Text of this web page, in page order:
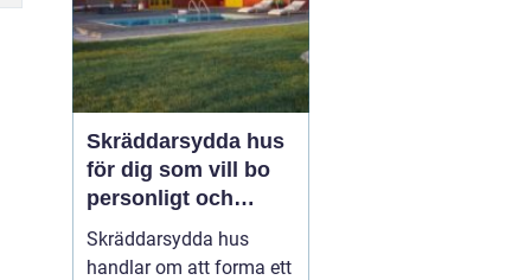
vi denn...
Skräddarsydda hus
för dig som vill bo
personligt och
genomtänkt
Skräddarsydda hus
handlar om att forma ett